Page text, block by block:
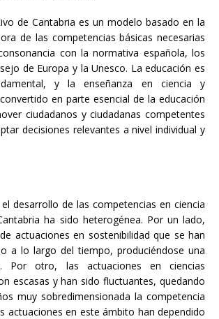
de Cantabria es un modelo basado en la
de las competencias básicas necesarias
con la normativa española, los
de Europa y la Unesco. La educación es
y la enseñanza en ciencia y
en parte esencial de la educación
ciudadanos y ciudadanas competentes
decisiones relevantes a nivel individual y
desarrollo de las competencias en ciencia
ha sido heterogénea. Por un lado,
actuaciones en sostenibilidad que se han
a lo largo del tiempo, produciéndose una
Por otro, las actuaciones en ciencias
escasas y han sido fluctuantes, quedando
muy sobredimensionada la competencia
actuaciones en este ámbito han dependido